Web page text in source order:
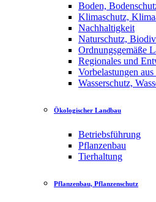
Boden,
Klimaschutz,
Nachhaltigkeit
Naturschutz,
Ordnungsgemäße
Regionales und
Vorbelastungen
Wasserschutz,
Ökologischer Landbau
Betriebsführung
Pflanzenbau
Tierhaltung
Pflanzenbau, Pflanzenschutz